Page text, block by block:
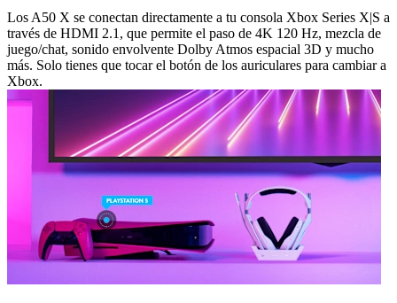
Los A50 X se conectan directamente a tu consola Xbox Series X|S a
través de HDMI 2.1, que permite el paso de 4K 120 Hz, mezcla de
juego/chat, sonido envolvente Dolby Atmos espacial 3D y mucho
más. Solo tienes que tocar el botón de los auriculares para cambiar a
Xbox.